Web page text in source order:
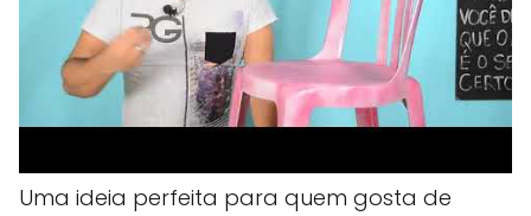
Uma ideia perfeita para quem gosta de